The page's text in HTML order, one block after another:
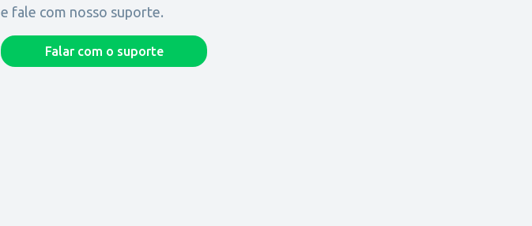
e fale com nosso suporte.
Falar com o suporte